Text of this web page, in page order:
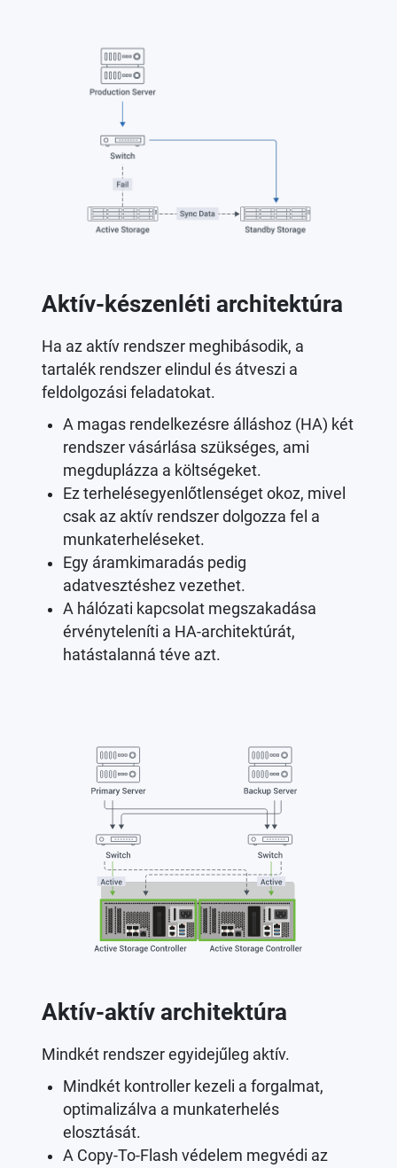
Aktív-készenléti architektúra
Ha az aktív rendszer meghibásodik, a
tartalék rendszer elindul és átveszi a
feldolgozási feladatokat.
A magas rendelkezésre álláshoz (HA) két
rendszer vásárlása szükséges, ami
megduplázza a költségeket.
Ez terhelésegyenlőtlenséget okoz, mivel
csak az aktív rendszer dolgozza fel a
munkaterheléseket.
Egy áramkimaradás pedig
adatvesztéshez vezethet.
A hálózati kapcsolat megszakadása
érvényteleníti a HA-architektúrát,
hatástalanná téve azt.
Aktív-aktív architektúra
Mindkét rendszer egyidejűleg aktív.
Mindkét kontroller kezeli a forgalmat,
optimalizálva a munkaterhelés
elosztását.
A Copy-To-Flash védelem megvédi az